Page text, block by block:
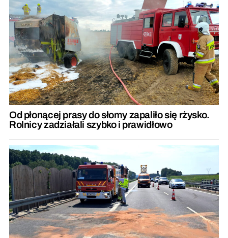
Od płonącej prasy do słomy zapaliło się rżysko.
Rolnicy zadziałali szybko i prawidłowo